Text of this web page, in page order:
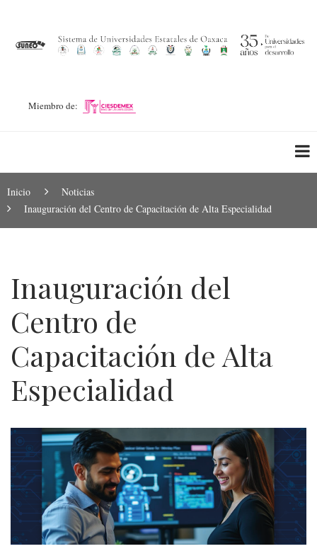
contenido
Miembro de:
Ruta
de
Inicio
Noticias
Inauguración del Centro de Capacitación de Alta Especialidad
Inauguración del
Centro de
Capacitación de Alta
Especialidad
Inauguración
del
Centro
de